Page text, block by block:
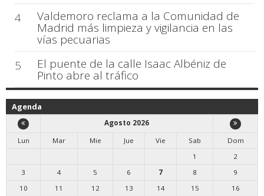
4
Valdemoro reclama a la Comunidad de
Madrid más limpieza y vigilancia en las
vías pecuarias
5
El puente de la calle Isaac Albéniz de
Pinto abre al tráfico
Agenda
Agosto 2026
Lun
Mar Mie Jue Vie Sab
Dom
1
2
3
4 5 6 7 8
9
10
11 12 13 14 15
16